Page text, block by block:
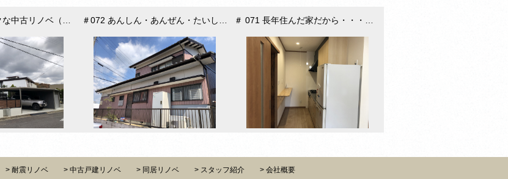
耐震リノベ 中古戸建リノベ 同居リノベ スタッフ紹介 会社概要